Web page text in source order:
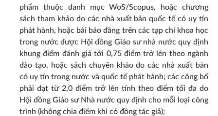
phẩm thuộc danh mục WoS/Scopus, hoặc chương
sách tham khảo do các nhà xuất bản quốc tế có uy tín
phát hành, hoặc bài báo đăng trên các tạp chí khoa học
trong nước được Hội đồng Giáo sư nhà nước quy định
khung điểm đánh giá tới 0,75 điểm trở lên theo ngành
đào tạo, hoặc sách chuyên khảo do các nhà xuất bản
có uy tín trong nước và quốc tế phát hành; các công bố
phải đạt từ 2,0 điểm trở lên tính theo điểm tối đa do
Hội đồng Giáo sư Nhà nước quy định cho mỗi loại công
trình (không chia điểm khi có đồng tác giả);